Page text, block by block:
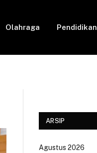
Olahraga Pendidikan
ARSIP
Agustus 2026